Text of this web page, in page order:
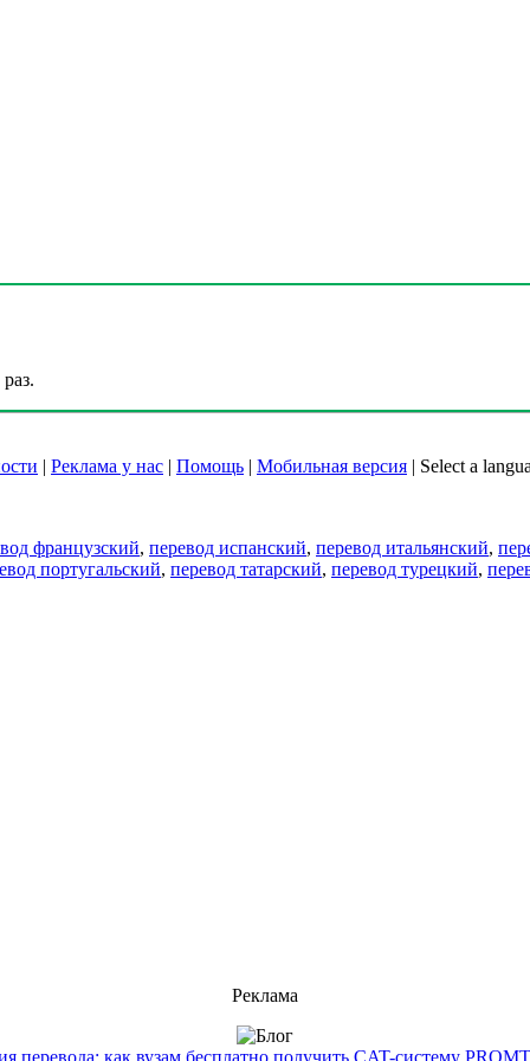
| Реклама у нас | Помощь | Мобильная версия | Select a
французский, перевод испанский, перевод итальянский,
португальский, перевод татарский, перевод турецкий,
Реклама
перевода: как вузам бесплатно получить CAT-систему